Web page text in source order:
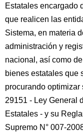
Estatales encargado
que realicen las
Sistema, en materia
administración y
nacional, así como
bienes estatales que
procurando optimizar
29151 - Ley General
Estatales - y su
Supremo N° 007-